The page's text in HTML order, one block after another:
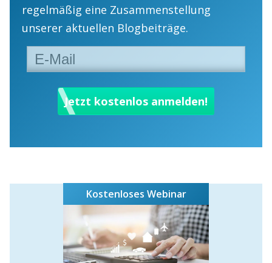
regelmäßig eine Zusammenstellung
unserer aktuellen Blogbeiträge.
Kostenloses Webinar